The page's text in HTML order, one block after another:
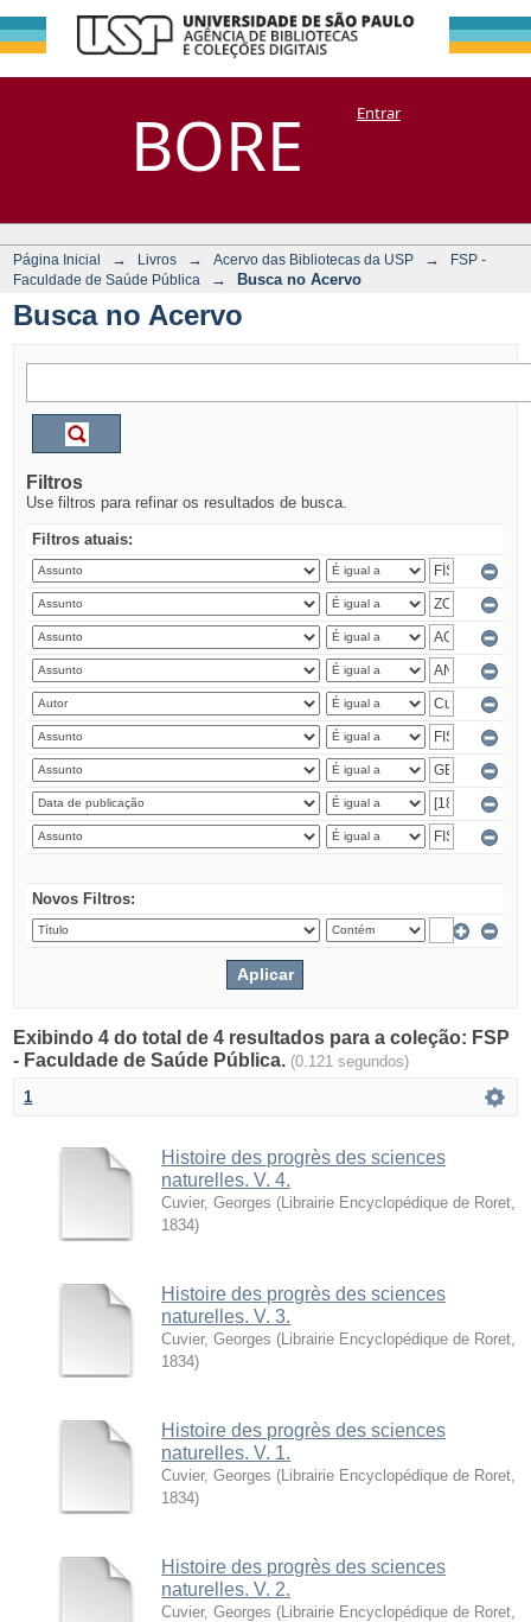
BORE
Busca no Acervo
DSpace/Manakin + CoriscoEntrar
Página Inicial → Livros → Acervo das Bibliotecas da USP →
FSP -
Faculdade de Saúde Pública
→ Busca no Acervo
Busca no Acervo
Filtros
Use filtros para refinar os resultados de busca.
Filtros atuais:
Novos Filtros:
Exibindo 4 do total de 4 resultados para a coleção: FSP
- Faculdade de Saúde Pública. (0.121 segundos)
1
Histoire des progrès des sciences
naturelles. V. 4.
Cuvier, Georges ( Librairie Encyclopédique de Roret
1834)
Histoire des progrès des sciences
naturelles. V. 3.
Cuvier, Georges ( Librairie Encyclopédique de Roret
1834)
Histoire des progrès des sciences
naturelles. V. 1.
Cuvier, Georges ( Librairie Encyclopédique de Roret
1834)
Histoire des progrès des sciences
naturelles. V. 2.
Cuvier, Georges ( Librairie Encyclopédique de Roret